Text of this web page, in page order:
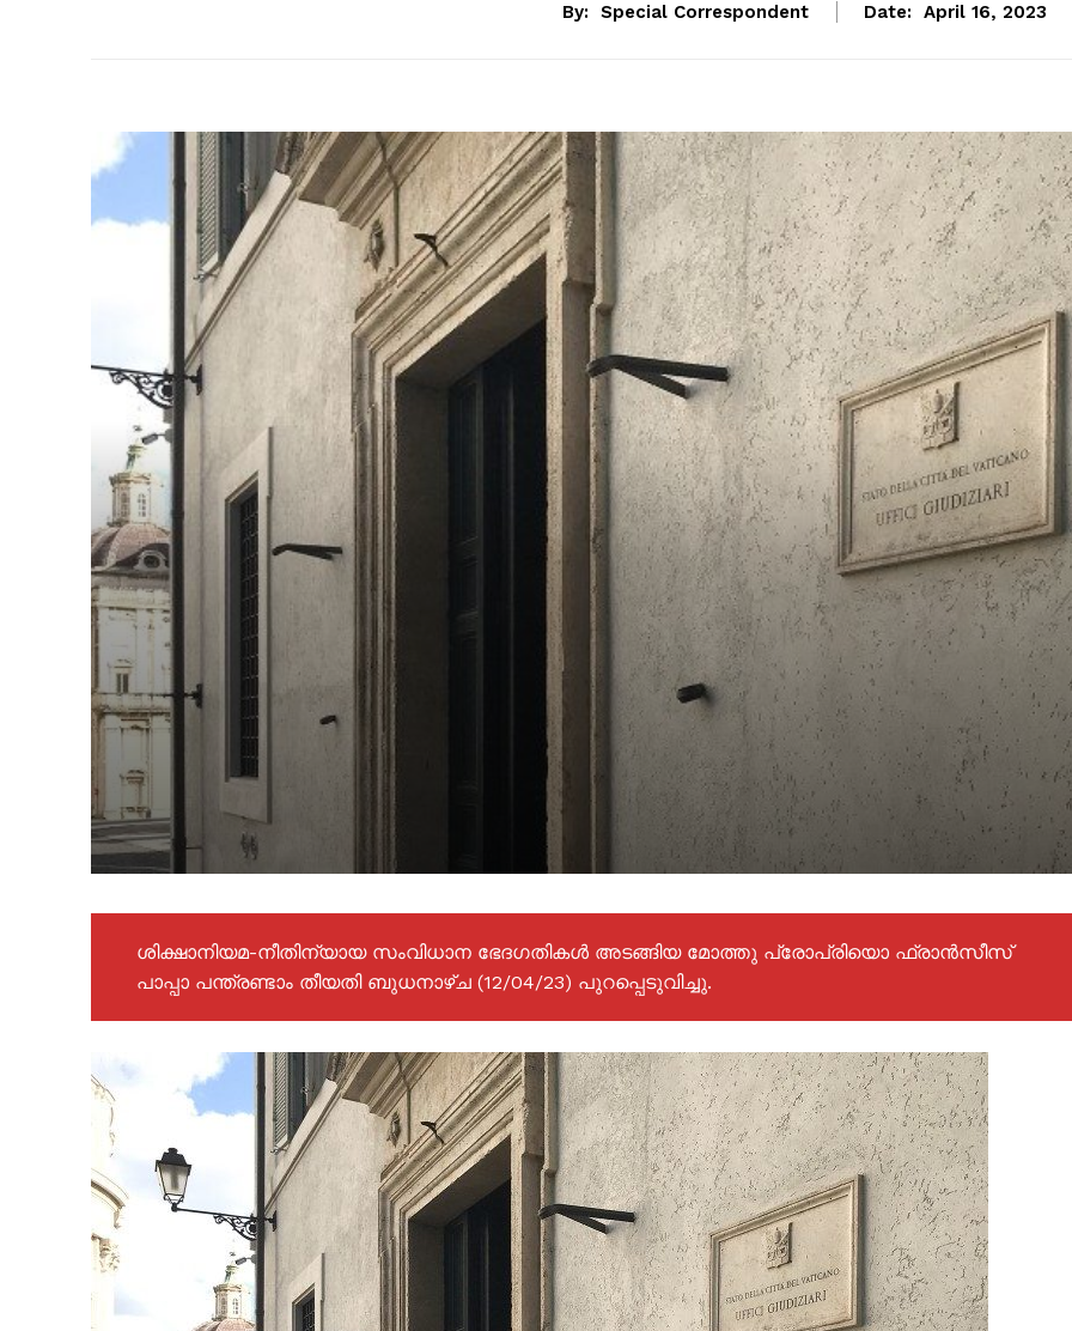
PALA VISION
By: Special Correspondent Date: April 16, 2023
ശിക്ഷാനിയമ-നീതിന്യായ സംവിധാന ഭേദഗതികൾ അടങ്ങിയ മോത്തു പ്രോപ്രിയൊ ഫ്രാൻസീസ്
പാപ്പാ പന്ത്രണ്ടാം തീയതി ബുധനാഴ്ച (12/04/23) പുറപ്പെടുവിച്ചു.